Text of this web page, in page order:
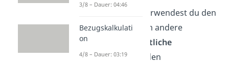
Darüber hinaus verwendest du den
Einstandspreis, um andere
betriebswirtschaftliche
Kennzahlen, wie den
3/8 – Dauer: 04:46
Bezugskalkulati
on
4/8 – Dauer: 03:19